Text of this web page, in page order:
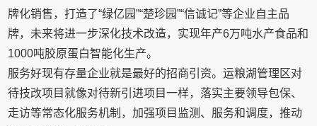
牌化销售，打造了“绿亿园”“楚珍园”“信诚记”等企业自主品
牌，未来将进一步深化技术改造，实现年产6万吨水产食品和
1000吨胶原蛋白智能化生产。
服务好现有存量企业就是最好的招商引资。运粮湖管理区对
待技改项目就像对待新引进项目一样，落实主要领导包保、
走访等常态化服务机制，加强项目监测、服务和调度，推动